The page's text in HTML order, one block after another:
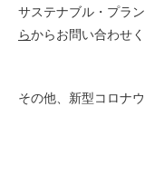
サステナブル・プラ
らからお問い合わせく
その他、新型コロナ